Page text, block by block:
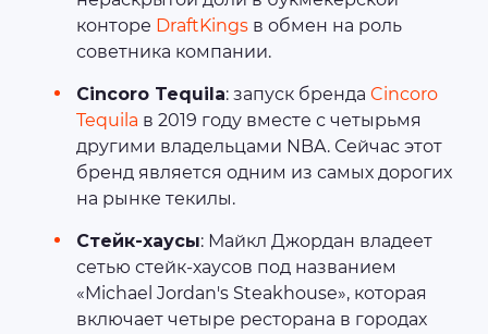
конторе DraftKings в обмен на роль
советника компании.
Cincoro Tequila: запуск бренда Cincoro
Tequila в 2019 году вместе с четырьмя
другими владельцами NBA. Сейчас этот
бренд является одним из самых дорогих
на рынке текилы.
Стейк-хаусы: Майкл Джордан владеет
сетью стейк-хаусов под названием
«Michael Jordan's Steakhouse», которая
включает четыре ресторана в городах